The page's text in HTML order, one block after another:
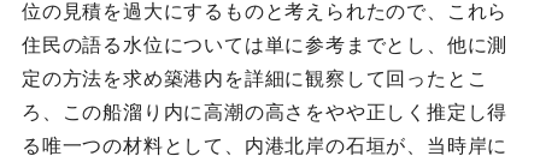
位の見積を過大にするものと考えられたので、これら
住民の語る水位については単に参考までとし、他に測
定の方法を求め築港内を詳細に観察して回ったとこ
ろ、この船溜り内に高潮の高さをやや正しく推定し得
る唯一つの材料として、内港北岸の石垣が、当時岸に